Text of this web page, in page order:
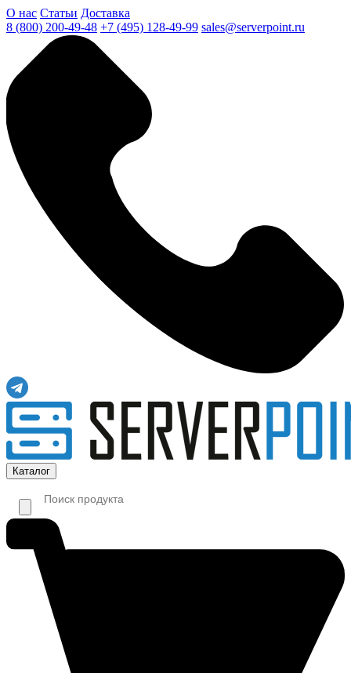
О нас Статьи Доставка
8 (800) 200-49-48 +7 (495) 128-49-99 sales@serverpoint.ru
Каталог